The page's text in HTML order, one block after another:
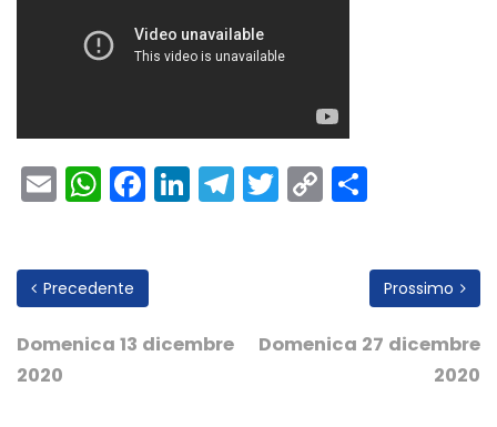
EmailWhatsApp
Facebook
LinkedIn
Telegram
Twitter
Copy
Link
Precedente
Domenica 13 dicembre
2020
Prossimo
Domenica 27 dicembre
2020